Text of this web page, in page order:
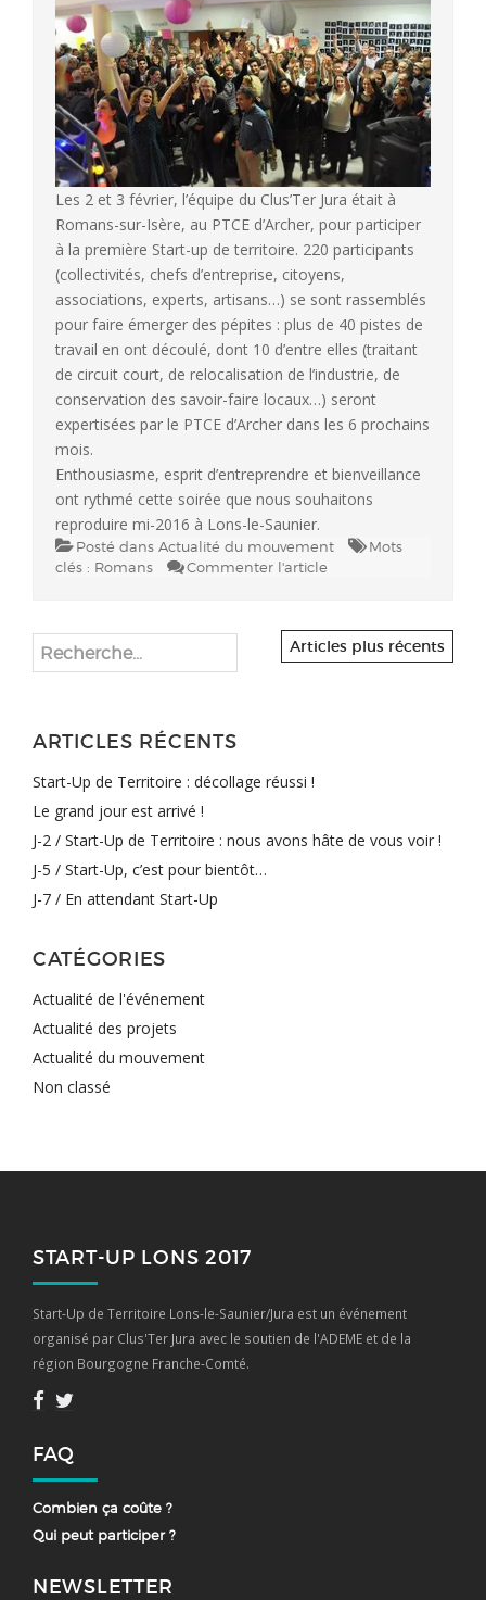
Les 2 et 3 février, l’équipe du Clus’Ter Jura était à
Romans-sur-Isère, au PTCE d’Archer, pour participer
à la première Start-up de territoire. 220 participants
(collectivités, chefs d’entreprise, citoyens,
associations, experts, artisans…) se sont rassemblés
pour faire émerger des pépites : plus de 40 pistes de
travail en ont découlé, dont 10 d’entre elles (traitant
de circuit court, de relocalisation de l’industrie, de
conservation des savoir-faire locaux…) seront
expertisées par le PTCE d’Archer dans les 6 prochains
mois.
Enthousiasme, esprit d’entreprendre et bienveillance
ont rythmé cette soirée que nous souhaitons
reproduire mi-2016 à Lons-le-Saunier.
Posté dans Actualité du mouvement
Mots
clés : Romans Commenter l'article
Articles plus récents
ARTICLES RÉCENTS
Start-Up de Territoire : décollage réussi !
Le grand jour est arrivé !
J-2 / Start-Up de Territoire : nous avons hâte de vous voir !
J-5 / Start-Up, c’est pour bientôt…
J-7 / En attendant Start-Up
CATÉGORIES
Actualité de l'événement
Actualité des projets
Actualité du mouvement
Non classé
START-UP LONS 2017
Start-Up de Territoire Lons-le-Saunier/Jura est un événement
organisé par Clus'Ter Jura avec le soutien de l'ADEME et de la
région Bourgogne Franche-Comté.
FAQ
Combien ça coûte ?
Qui peut participer ?
NEWSLETTER